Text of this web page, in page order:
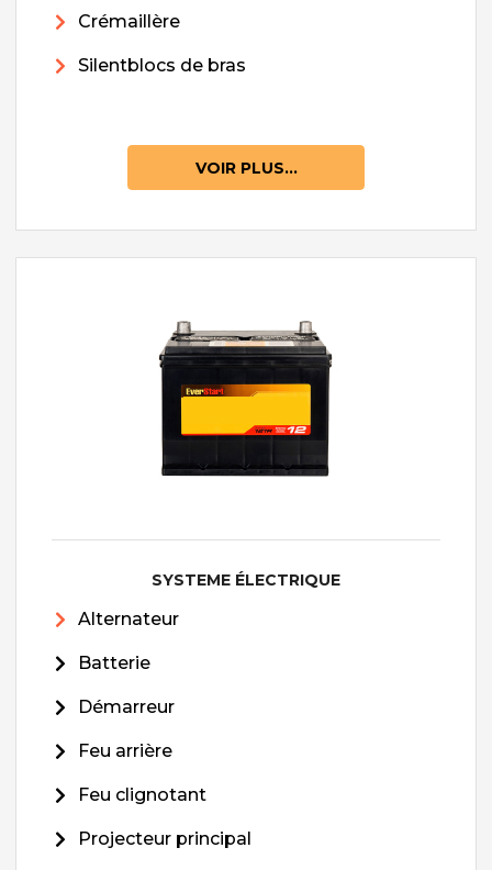
Crémaillère
Silentblocs de bras
VOIR PLUS...
SYSTEME ÉLECTRIQUE
Alternateur
Batterie
Démarreur
Feu arrière
Feu clignotant
Projecteur principal